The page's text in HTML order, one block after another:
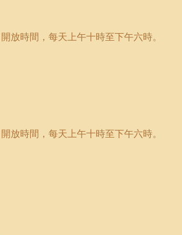
放時間，每天上午十時至下午六時。
放時間，每天上午十時至下午六時。